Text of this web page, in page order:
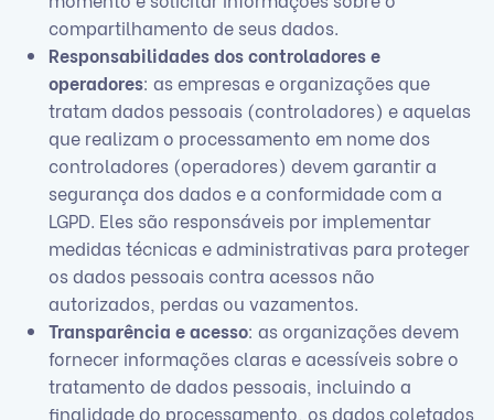
compartilhamento de seus dados.
Responsabilidades dos controladores e
operadores: as empresas e organizações que
tratam dados pessoais (controladores) e aquelas
que realizam o processamento em nome dos
controladores (operadores) devem garantir a
segurança dos dados e a conformidade com a
LGPD. Eles são responsáveis por implementar
medidas técnicas e administrativas para proteger
os dados pessoais contra acessos não
autorizados, perdas ou vazamentos.
Transparência e acesso: as organizações devem
fornecer informações claras e acessíveis sobre o
tratamento de dados pessoais, incluindo a
finalidade do processamento, os dados coletados